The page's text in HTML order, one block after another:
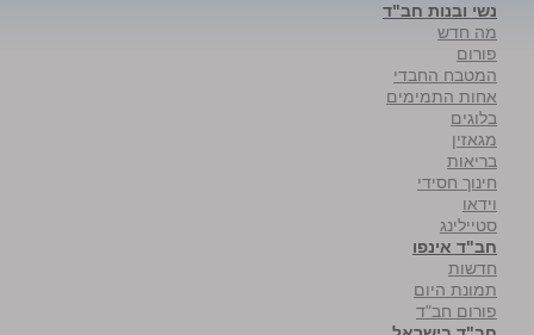
נשי ובנות חב"ד
מה חדש
פורום
המטבח החבדי
אחות התמימים
בלוגים
מגאזין
בריאות
חינוך חסידי
וידאו
סטיילינג
חב"ד אינפו
חדשות
תמונת היום
פורום חב"ד